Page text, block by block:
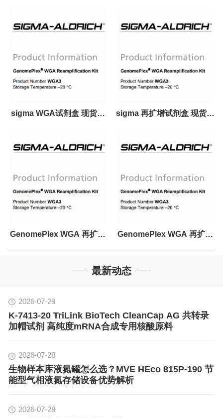
sigma WGA试剂盒 现货供 sigma 再扩增试剂盒 现货供
GenomePlex WGA 再扩增 GenomePlex WGA 再扩增
最新动态
2026-07-28
K-7413-20 TriLink BioTech CleanCap AG 共转录
加帽试剂 高纯度mRNA合成专用核酸原料
2026-07-28
生物样本库液氮罐怎么选？MVE HEco 815P-190 节
能型气相液氮存储设备优势解析
2026-07-28